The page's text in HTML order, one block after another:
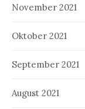
November 2021
Oktober 2021
September 2021
August 2021